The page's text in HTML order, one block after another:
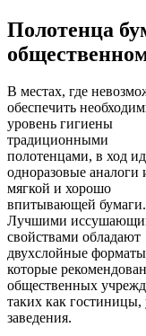
Полотенца
В местах, где
обеспечить
уровень гигиены
традиционными
полотенцами, в ход
одноразовые аналоги
мягкой и хорошо
впитывающей бумаги.
Лучшими
свойствами обладают
двухслойные
которые
общественных
таких как
заведения.